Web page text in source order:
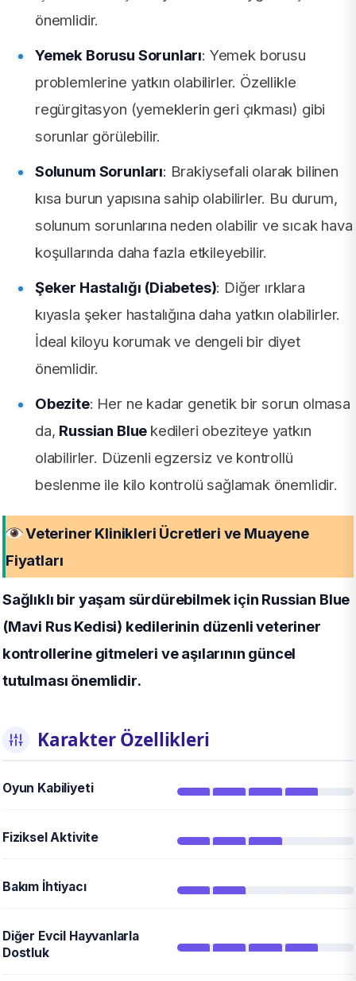
önemlidir.
Yemek Borusu Sorunları: Yemek borusu
problemlerine yatkın olabilirler. Özellikle
regürgitasyon (yemeklerin geri çıkması) gibi
sorunlar görülebilir.
Solunum Sorunları: Brakiysefali olarak bilinen
kısa burun yapısına sahip olabilirler. Bu durum,
solunum sorunlarına neden olabilir ve sıcak hava
koşullarında daha fazla etkileyebilir.
Şeker Hastalığı (Diabetes): Diğer ırklara
kıyasla şeker hastalığına daha yatkın olabilirler.
İdeal kiloyu korumak ve dengeli bir diyet
önemlidir.
Obezite: Her ne kadar genetik bir sorun olmasa
da, Russian Blue kedileri obeziteye yatkın
olabilirler. Düzenli egzersiz ve kontrollü
beslenme ile kilo kontrolü sağlamak önemlidir.
Veteriner Klinikleri Ücretleri ve Muayene
Fiyatları
Sağlıklı bir yaşam sürdürebilmek için Russian Blue
(Mavi Rus Kedisi) kedilerinin düzenli veteriner
kontrollerine gitmeleri ve aşılarının güncel
tutulması önemlidir.
Karakter Özellikleri
Oyun Kabiliyeti
Fiziksel Aktivite
Bakım İhtiyacı
Diğer Evcil Hayvanlarla
Dostluk